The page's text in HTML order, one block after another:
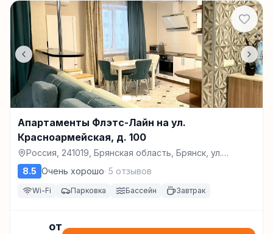
Апартаменты Флэтс-Лайн на ул.
Красноармейская, д. 100
Россия, 241019, Брянская область, Брянск, ул.
Красноармейской, д. 100, Брянск
8.5 Очень хорошо· 5 отзывов
Wi-Fi Парковка Бассейн Завтрак
от